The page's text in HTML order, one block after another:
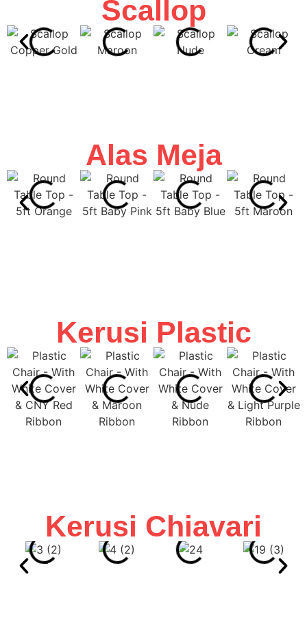
Scallop
Alas Meja
Kerusi Plastic
Kerusi Chiavari